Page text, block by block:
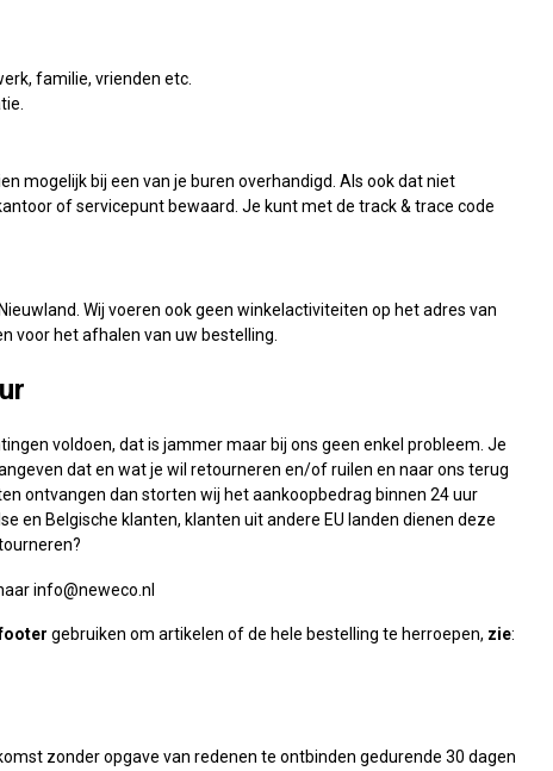
familie, vrienden etc.
mogelijk bij een van je buren overhandigd. Als ook dat niet
of servicepunt bewaard. Je kunt met de track & trace code
Wij voeren ook geen winkelactiviteiten op het adres van
voor het afhalen van uw bestelling.
voldoen, dat is jammer maar bij ons geen enkel probleem. Je
dat en wat je wil retourneren en/of ruilen en naar ons terug
ontvangen dan storten wij het aankoopbedrag binnen 24 uur
en Belgische klanten, klanten uit andere EU landen dienen deze
info@neweco.nl
gebruiken om artikelen of de hele bestelling te herroepen, zie:
zonder opgave van redenen te ontbinden gedurende 30 dagen